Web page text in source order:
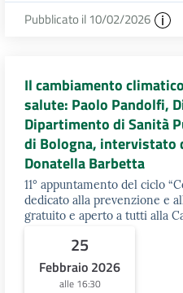
Pubblicato il 10/02/2026
Il cambiamento
salute: Paolo Pandolfi,
Dipartimento di Sanità
di Bologna, intervistato
Donatella Barbetta
11° appuntamento del ciclo
dedicato alla prevenzione e
gratuito e aperto a tutti alla
25
Febbraio 2026
alle 16:30